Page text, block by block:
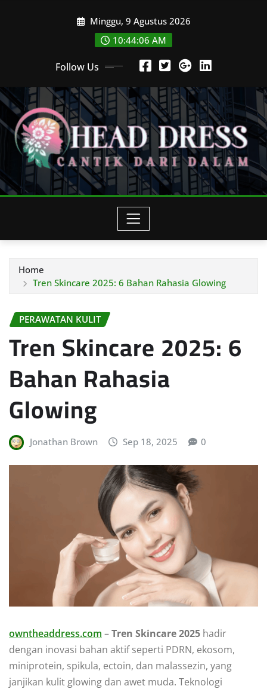
Minggu, 9 Agustus 2026
10:44:08 AM
Follow Us
Home
Tren Skincare 2025: 6 Bahan Rahasia Glowing
PERAWATAN KULIT
Tren Skincare 2025: 6
Bahan Rahasia
Glowing
Jonathan Brown Sep 18, 2025 0
owntheaddress.com –Tren Skincare 2025 hadir
dengan inovasi bahan aktif seperti PDRN, ekosom,
miniprotein, spikula, ectoin, dan malassezin, yang
janjikan kulit glowing dan awet muda. Teknologi